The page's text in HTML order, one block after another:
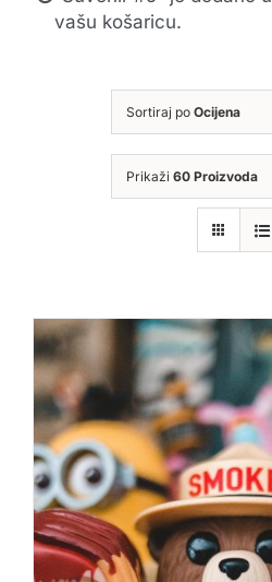
vašu košaricu.
Sortiraj po Ocijena
Prikaži 60 Proizvoda